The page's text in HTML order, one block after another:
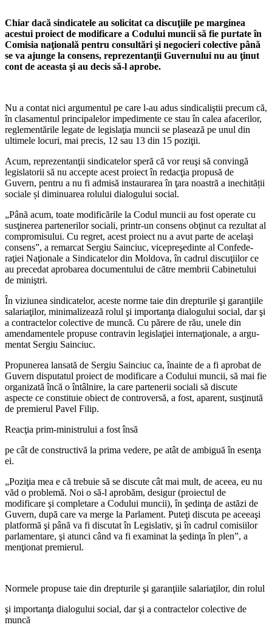
Chiar dacă sindicatele au solici­tat ca discuţiile pe marginea
aces­tui proiect de modificare a Codului muncii să fie purtate în
Comisia na­ţională pentru consultări şi negoci­eri colective până
se va ajunge la consens, reprezentanţii Guvernului nu au ţinut
cont de aceasta şi au decis să-l aprobe.
Nu a contat nici argumentul pe care l-au adus sindicaliştii precum că,
în clasamentul principalelor impedimente ce stau în calea afa­cerilor,
reglementările legate de legislaţia muncii se plasează pe unul din
ultimele locuri, mai precis, 12 sau 13 din 15 poziţii.
Acum, reprezentanţii sindicate­lor speră că vor reuşi să convingă
legislatorii să nu accepte acest pro­iect în redacţia propusă de
Guvern, pentru a nu fi admisă instaurarea în ţara noastră a inechității
socia­le și diminuarea rolului dialogului social.
„Până acum, toate modificările la Codul muncii au fost operate cu
susţinerea partenerilor sociali, prin­tr-un consens obţinut ca rezultat al
compromisului. Cu regret, acest proiect nu a avut parte de acelaşi
consens”, a remarcat Sergiu Sain­ciuc, vicepreşedinte al Confede­
raţiei Naţionale a Sindicatelor din Moldova, în cadrul discuţiilor ce
au precedat aprobarea documentului de către membrii Cabinetului
de miniştri.
În viziunea sindicatelor, aceste norme taie din drepturile şi garan­ţiile
salariaţilor, minimalizează ro­lul şi importanţa dialogului social, dar şi
a contractelor colective de muncă. Cu părere de rău, unele din
amendamentele propuse contravin legislaţiei internaţionale, a argu­
mentat Sergiu Sainciuc.
Propunerea lansată de Sergiu Sainciuc ca, înainte de a fi aprobat de
Guvern disputatul proiect de modificare a Codului muncii, să mai fie
organizată încă o întâlnire, la care partenerii sociali să discu­te
aspecte ce constituie obiect de controversă, a fost, aparent, susţi­nută
de premierul Pavel Filip.
Reacţia prim-ministrului a fost însă
pe cât de constructivă la pri­ma vedere, pe atât de ambiguă în esenţa
ei.
„Poziţia mea e că trebuie să se discute cât mai mult, de aceea, eu nu
văd o problemă. Noi o să-l aprobăm, desigur (proiectul de
modificare şi completare a Co­dului muncii), în şedinţa de astăzi de
Guvern, după care va merge la Parlament. Puteţi discuta pe aceeaşi
platformă şi până va fi discutat în Legislativ, şi în cadrul comisiilor
parlamentare, şi atunci când va fi examinat la şedinţa în plen”, a
menţionat premierul.
Normele propuse taie din drepturile şi garanţiile salariaţilor, din rolul
şi importanţa dialogului social, dar şi a contractelor colective de
muncă